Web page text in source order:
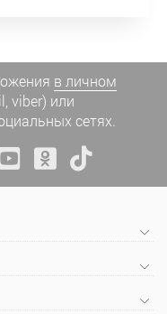
в личном
viber) или
сетях.